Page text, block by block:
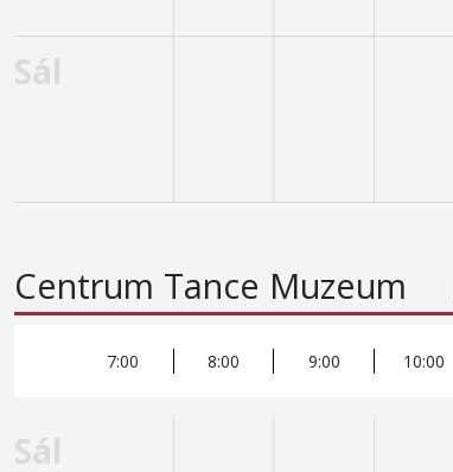
Centrum Tance Muzeum
7:00 8:00 9:00 10:00